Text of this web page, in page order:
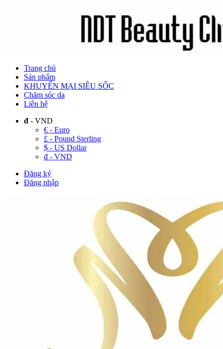
Trang chủ
Sản phẩm
KHUYẾN MẠI SIÊU SỐC
Chăm sóc da
Liên hệ
đ - VND
€ - Euro
£ - Pound Sterling
$ - US Dollar
đ - VND
Đăng ký
Đăng nhập